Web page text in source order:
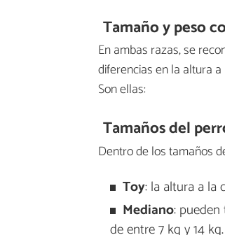
Tamaño y peso
En ambas razas, se
diferencias en la altura
Son ellas:
Tamaños del
Dentro de los tamaños
Toy: la altura a la
Mediano:
de entre 7 kg y 14 kg.